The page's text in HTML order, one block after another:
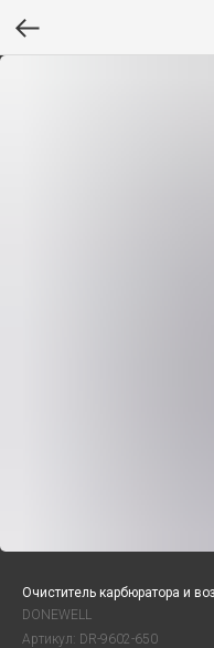
Очиститель карбюратора и
DONEWELL
Артикул: DR-9602-650